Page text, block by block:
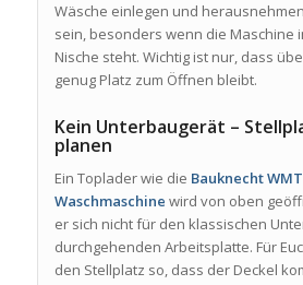
Wäsche einlegen und
sein, besonders wenn die Maschine
Nische steht. Wichtig ist nur, dass
genug Platz zum Öffnen bleibt.
Kein Unterbaugerät –
planen
Ein Toplader wie die Bauknecht WMT
Waschmaschine wird von oben
er sich nicht für den klassischen
durchgehenden Arbeitsplatte. Für
den Stellplatz so, dass der Deckel